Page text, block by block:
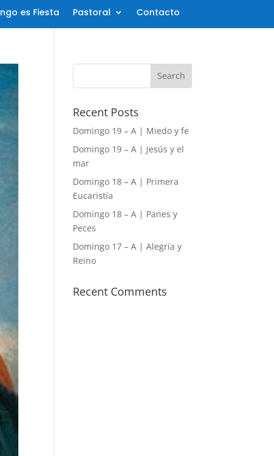
es Fiesta Pastoral Contacto
Recent Posts
Domingo 19 – A | Miedo y fe
Domingo 19 – A | Jesús y el
mar
Domingo 18 – A | Primera
Eucaristía
Domingo 18 – A | Panes y
Peces
Domingo 17 – A | Alegría y
Reino
Recent Comments